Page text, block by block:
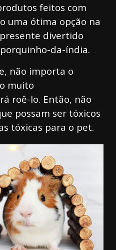
feitos com
uma ótima opção na
divertido
da-índia.
não importa o
muito
roê-lo. Então, não
possam ser tóxicos
tóxicas para o pet.